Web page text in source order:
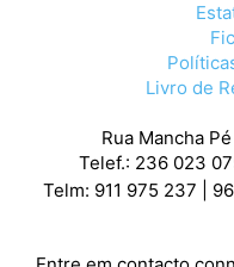
Livro de
Rua Mancha
Telef.: 236 023
Telm: 911 975 237 |